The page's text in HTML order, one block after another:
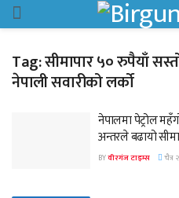
Tag:सीमापार ५० रुपैयाँ
नेपाली सवारीको लर्को
नेपालमा पेट्रोल
अन्तरले बढायो
BYवीरगंज टाइम्स चैत्र